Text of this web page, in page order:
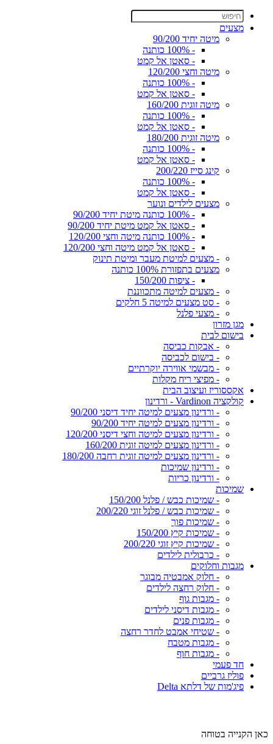
מצעים
מיטה יחיד 90/200
- 100% כותנה
- סאטן אל קמט
מיטה וחצי 120/200
- 100% כותנה
- סאטן אל קמט
מיטה זוגית 160/200
- 100% כותנה
- סאטן אל קמט
מיטה זוגית 180/200
- 100% כותנה
- סאטן אל קמט
קינג סייז 200/220
- 100% כותנה
- סאטן אל קמט
מצעים לילדים ונוער
- 100% כותנה מיטת יחיד 90/200
- סאטן אל קמט מיטת יחיד 90/200
- 100% כותנה מיטה וחצי 120/200
- סאטן אל קמט מיטה וחצי 120/200
- מצעים למיטת מעבר ומיטת תינוק
מצעים בתפזורת 100% כותנה
- ציפות 150/200
- מצעים למיטה מתכווננת
- סט מצעים למיטה 5 חלקים
- מצעי פלנל
מגן מזרון
בישום לבית
- אבקות כביסה
- בישום לכביסה
- מבשמי אווירה יוקרתיים
- מפיצי ריח מקלות
אקססוריז ועיצוב הבית
קולקציה Vardinon - ורדינון
- ורדינון מצעים למיטה יחיד דיסני 90/200
- ורדינון מצעים למיטה יחיד 90/200
- ורדינון מצעים למיטה וחצי דיסני 120/200
- ורדינון מצעים למיטה זוגית 160/200
- ורדינון מצעים למיטה זוגית רחבה 180/200
- ורדינון שמיכות
- ורדינון כריות
שמיכות
- שמיכות כבש / פלנל 150/200
- שמיכות כבש / פלנל זוגי 200/220
- שמיכות פוך
- שמיכות קיץ 150/200
- שמיכות קיץ זוגי 200/220
- כרבולית לילדים
מגבות וחלוקים
- חלוק אמבטיה מבוגר
- חלוק רחצה לילדים
- מגבות גוף
- מגבות דיסני לילדים
- מגבות פנים
- שטיחי אמבט לחדר רחצה
- מגבות מטבח
- מגבות חוף
חד פעמי
פוליז גרביים
פיג'מות של דלתא Delta
כאן הקנייה בטוחה